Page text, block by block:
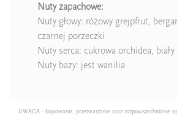
Nuty zapachowe:
Nuty głowy: różowy grejpfrut,
czarnej porzeczki
Nuty serca: cukrowa orchidea,
Nuty bazy: jest wanilia
UWAGA - kopiowanie, przetwarzanie oraz rozpowszechnianie